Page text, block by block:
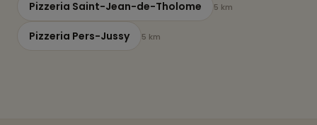
Pizzeria Saint-Jean-de-Tholome 5 km
Pizzeria Pers-Jussy 5 km